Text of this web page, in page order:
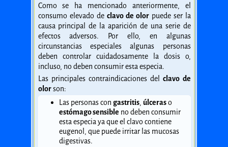
Como se ha mencionado anteriormente, el
consumo elevado de clavo de olorpuede ser la
causa principal de la aparición de una serie de
efectos adversos. Por ello, en algunas
circunstancias especiales algunas personas
deben controlar cuidadosamente la dosis o,
incluso, no deben consumir esta especia.
Las principales contraindicaciones delclavo de
olorson:
Las personas con gastritis, úlceraso
estómago sensible no deben consumir
esta especia ya que el clavo contiene
eugenol, que puede irritar las mucosas
digestivas.